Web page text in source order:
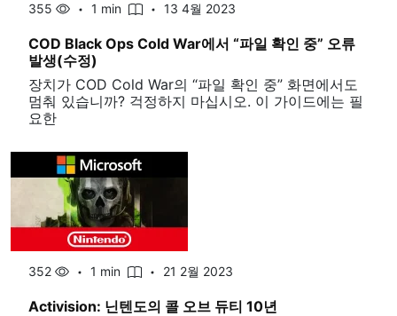
355 1 min 13 4월 2023
COD Black Ops Cold War에서 “파일 확인 중” 오류
발생(수정)
장치가 COD Cold War의 “파일 확인 중” 화면에서도
멈춰 있습니까? 걱정하지 마십시오. 이 가이드에는 필
요한
352 1 min 21 2월 2023
Activision: 닌텐도의 콜 오브 듀티 10년